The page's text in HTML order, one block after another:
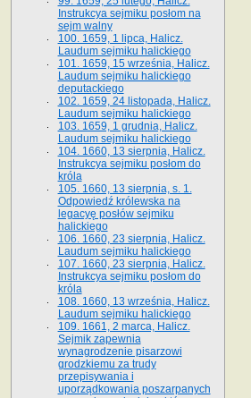
Instrukcya sejmiku posłom na
sejm walny
100. 1659, 1 lipca, Halicz.
Laudum sejmiku halickiego
101. 1659, 15 września, Halicz.
Laudum sejmiku halickiego
deputackiego
102. 1659, 24 listopada, Halicz.
Laudum sejmiku halickiego
103. 1659, 1 grudnia, Halicz.
Laudum sejmiku halickiego
104. 1660, 13 sierpnia, Halicz.
Instrukcya sejmiku posłom do
króla
105. 1660, 13 sierpnia, s. 1.
Odpowiedź królewska na
legacyę posłów sejmiku
halickiego
106. 1660, 23 sierpnia, Halicz.
Laudum sejmiku halickiego
107. 1660, 23 sierpnia, Halicz.
Instrukcya sejmiku posłom do
króla
108. 1660, 13 września, Halicz.
Laudum sejmiku halickiego
109. 1661, 2 marca, Halicz.
Sejmik zapewnia
wynagrodzenie pisarzowi
grodzkiemu za trudy
przepisywania i
uporządkowania poszarpanych